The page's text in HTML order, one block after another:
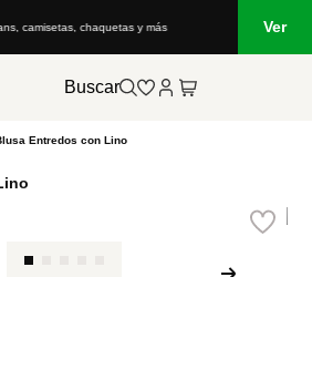
camisetas, chaquetas y más Ver
Buscar
Entredos con Lino